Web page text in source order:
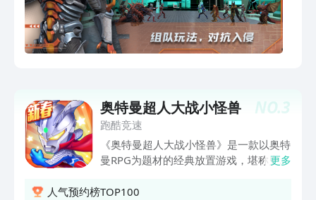
NO.3
奥特曼超人大战小怪兽
跑酷竞速
《奥特曼超人大战小怪兽》是一款以奥特
曼RPG为题材的经典放置游戏，堪称史上
罗以及招募的其他8位奥特曼小伙伴，日
更多
人气预约榜TOP100